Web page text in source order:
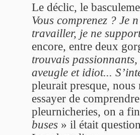
Le déclic, le
Vous comprenez ? Je
travailler, je ne
encore, entre deux
trouvais
aveugle et idiot...
pleurait presque, nous
essayer de
pleurnicheries, on a
buses » il était